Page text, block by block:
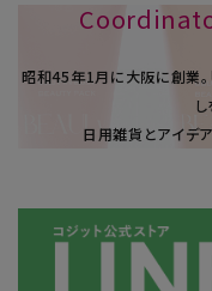
昭和45年1⽉に大阪に創業。
日用雑貨とアイデ